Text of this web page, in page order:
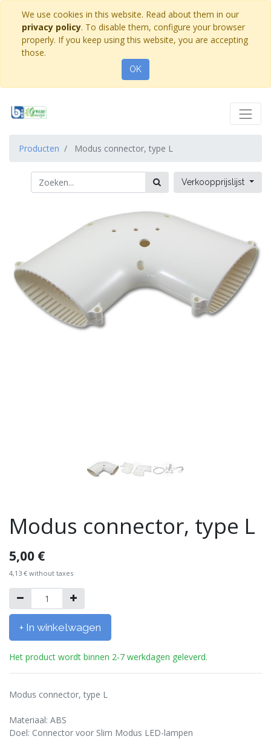
We use cookies in this website. Read about them in our
privacy policy. To disable them, configure your browser
properly. If you keep using this website, you are accepting
those.
OK
Producten Modus connector, type L
Verkoopprijslijst
Modus connector, type L
5,00 €
4,13 € without taxes
+ In winkelwagen
Het product wordt binnen 2-7 werkdagen geleverd.
Modus connector, type L
Materiaal: ABS
Doel: Connector voor Slim Modus LED-lampen